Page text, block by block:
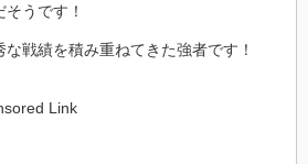
うです！
戦績を積み重ねてきた強者です！
Link